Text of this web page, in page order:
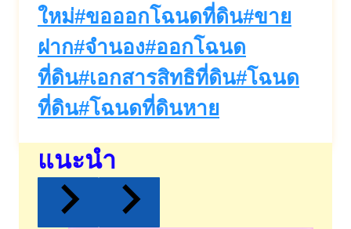
Tags:
ใหม่#ขอออกโฉนดที่ดิน#ขาย
ฝาก#จำนอง#ออกโฉนด
ที่ดิน#เอกสารสิทธิที่ดิน#โฉนด
ที่ดิน#โฉนดที่ดินหาย
แนะนำ